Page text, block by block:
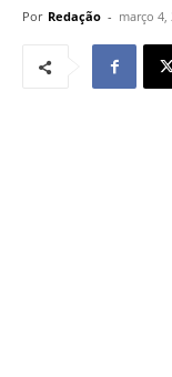
Por Redação - março 4,